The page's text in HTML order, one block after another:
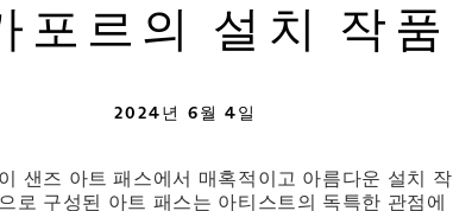
포르의 설치 작품
2024년 6월 4일
샌즈 아트 패스에서 매혹적이고 아름다운 설치
로 구성된 아트 패스는 아티스트의 독특한 관점